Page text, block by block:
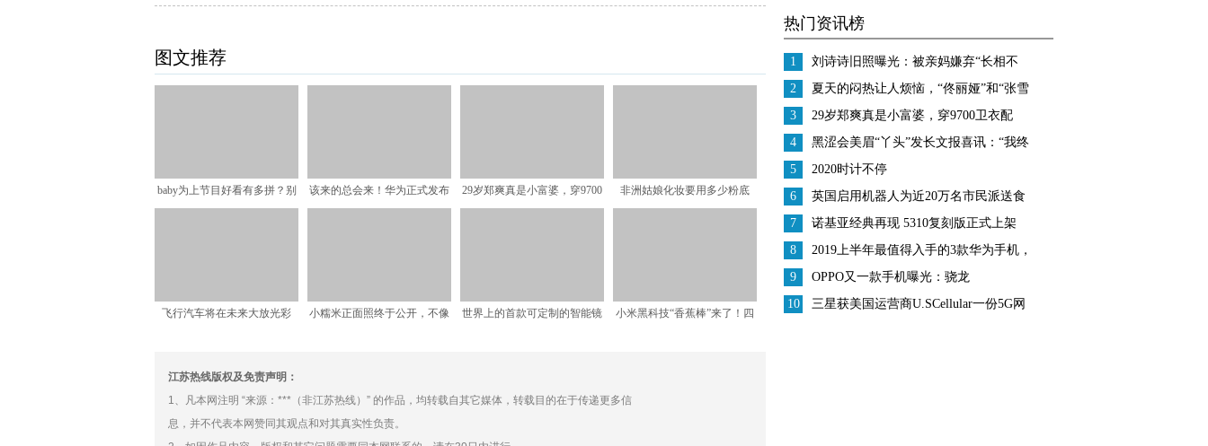
图文推荐
baby为上节目好看有多拼？别
该来的总会来！华为正式发布
29岁郑爽真是小富婆，穿9700
非洲姑娘化妆要用多少粉底
飞行汽车将在未来大放光彩
小糯米正面照终于公开，不像
世界上的首款可定制的智能镜
小米黑科技“香蕉棒”来了！四
江苏热线版权及免责声明：
1、凡本网注明 “来源：***（非江苏热线）” 的作品，均转载自其它媒体，转载目的在于传递更多信
息，并不代表本网赞同其观点和对其真实性负责。
让你每天就像穿新鞋
热门资讯榜
1
刘诗诗旧照曝光：被亲妈嫌弃“长相不
行”，不会打扮真的太吃亏！
2
夏天的闷热让人烦恼，“佟丽娅”和“张雪
迎”给你换发型的勇气！
3
29岁郑爽真是小富婆，穿9700卫衣配
16200包自拍，“竹竿腿”抢镜
4
黑涩会美眉“丫头”发长文报喜讯：“我终
于结婚了”
5
2020时计不停
6
英国启用机器人为近20万名市民派送食
物，已完成超10万次派送
7
诺基亚经典再现 5310复刻版正式上架
8
2019上半年最值得入手的3款华为手机，
强悍配置，轻松用三年
9
OPPO又一款手机曝光：骁龙
855+4065mAh电池！
10
三星获美国运营商U.SCellular一份5G网